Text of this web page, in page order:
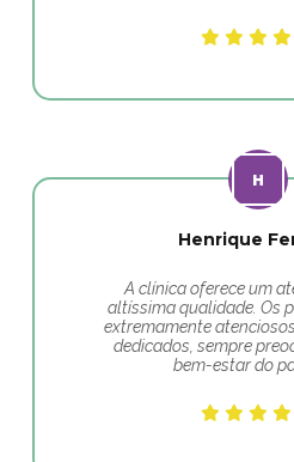
Henrique
A clínica oferece um
altíssima qualidade. Os
extremamente
dedicados, sempre
bem-estar do